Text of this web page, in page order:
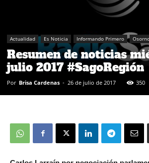
Actualidad Es Noticia Informando Primero
Resumen de noticias
julio 2017 #SagoRegión
Por Brisa Cardenas - 26 de julio de 2017 350